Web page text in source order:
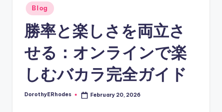
full
spectrum
blog
Posted
in
Blog
勝率と楽しさを両立さ
せる：オンラインで楽
しむバカラ完全ガイド
Posted
DorothyERhodes February 20, 2026